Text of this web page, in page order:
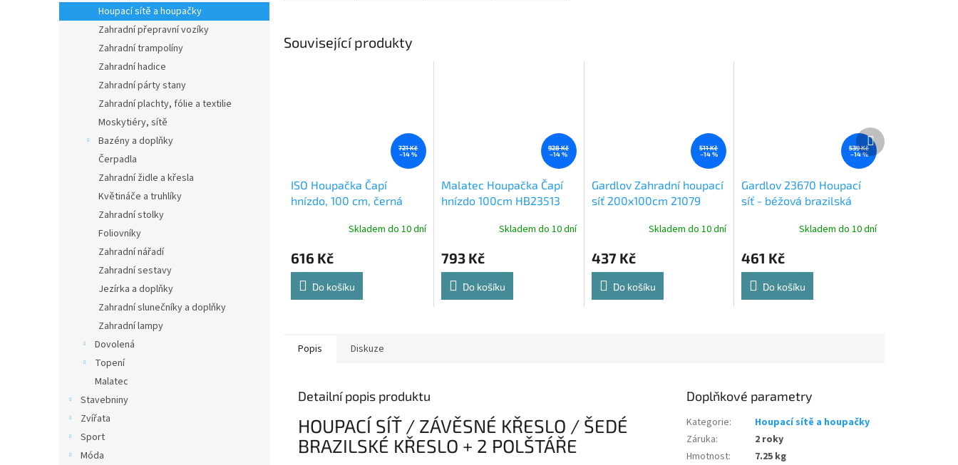
Houpací sítě a houpačky
Zahradní přepravní vozíky
Zahradní trampolíny
Zahradní hadice
Zahradní párty stany
Zahradní plachty, fólie a textilie
Moskytiéry, sítě
Bazény a doplňky
Čerpadla
Zahradní židle a křesla
Květináče a truhlíky
Zahradní stolky
Foliovníky
Zahradní nářadí
Zahradní sestavy
Jezírka a doplňky
Zahradní slunečníky a doplňky
Zahradní lampy
Dovolená
Topení
Malatec
Stavebniny
Zvířata
Sport
Móda
Související produkty
721 Kč
–14 %
ISO Houpačka Čapí
hnízdo, 100 cm, černá
Skladem do 10 dní
616 Kč
Do košíku
928 Kč
–14 %
Malatec Houpačka Čapí
hnízdo 100cm HB23513
Skladem do 10 dní
793 Kč
Do košíku
511 Kč
–14 %
Gardlov Zahradní houpací
síť 200x100cm 21079
Skladem do 10 dní
437 Kč
Do košíku
539 Kč
–14 %
Gardlov 23670 Houpací
síť - béžová brazilská
Skladem do 10 dní
461 Kč
Do košíku
Další
produkt
Popis Diskuze
Detailní popis produktu
HOUPACÍ SÍŤ / ZÁVĚSNÉ KŘESLO / ŠEDÉ
BRAZILSKÉ KŘESLO + 2 POLŠTÁŘE
Doplňkové parametry
Kategorie:
Houpací sítě a houpačky
Záruka:
2 roky
Hmotnost:
7.25 kg